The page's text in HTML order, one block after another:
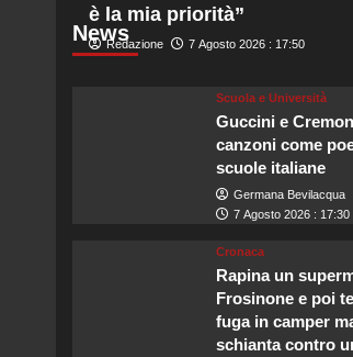
News
è la mia priorità”
Redazione 7 Agosto 2026 : 17:50
Scuola e Università
Guccini e
canzoni come
scuole italiane
Germana Bevilacqua
7 Agosto 2026 : 17:30
Cronaca
Rapina un
Frosinone e poi
fuga in camper
schianta contro